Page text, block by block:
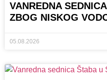
VANREDNA
ZBOG NISKOG
05.08.2026